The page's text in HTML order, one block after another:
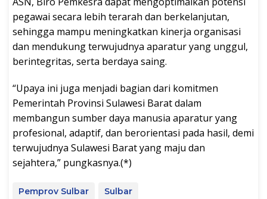
pegawai secara lebih terarah dan berkelanjutan,
sehingga mampu meningkatkan kinerja organisasi
dan mendukung terwujudnya aparatur yang unggul,
berintegritas, serta berdaya saing.
“Upaya ini juga menjadi bagian dari komitmen
Pemerintah Provinsi Sulawesi Barat dalam
membangun sumber daya manusia aparatur yang
profesional, adaptif, dan berorientasi pada hasil, demi
terwujudnya Sulawesi Barat yang maju dan
sejahtera,” pungkasnya.(*)
Pemprov Sulbar Sulbar